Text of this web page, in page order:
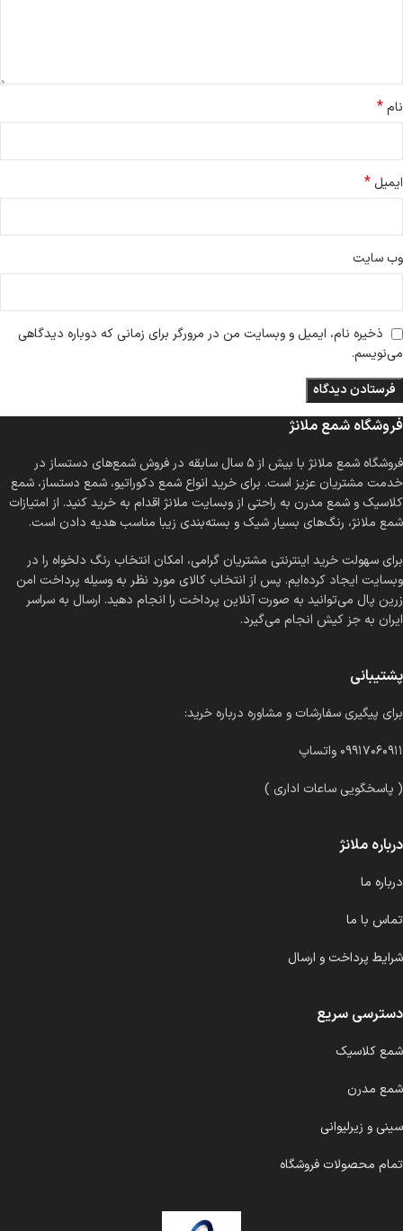
نام*
ایمیل *
وب‌ سایت
ذخیره نام، ایمیل و وبسایت من در مرورگر برای زمانی که دوباره دیدگاهی
می‌نویسم.
فروشگاه شمع ملانژ
فروشگاه شمع ملانژ با بیش از ۵ سال سابقه در فروش شمع‌های دستساز در
خدمت مشتریان عزیز است. برای خرید انواع شمع دکوراتیو، شمع دستساز، شمع
کلاسیک و شمع مدرن به راحتی از وبسایت ملانژ اقدام به خرید کنید. از امتیازات
شمع ملانژ، رنگ‌های بسیار شیک و بسته‌بندی زیبا مناسب هدیه دادن است.
برای سهولت خرید اینترنتی مشتریان گرامی، امکان انتخاب رنگ دلخواه را در
وبسایت ایجاد کرده‌ایم. پس از انتخاب کالای مورد نظر به وسیله پرداخت امن
زرین پال می‌توانید به صورت آنلاین پرداخت را انجام دهید. ارسال به سراسر
ایران به جز کیش انجام می‌گیرد.
پشتیبانی
برای پیگیری سفارشات و مشاوره درباره خرید:
۰۹۹۱۷۰۶۰۹۱۱ واتساپ
( پاسخگویی ساعات اداری )
درباره ملانژ
درباره ما
تماس با ما
شرایط پرداخت و ارسال
دسترسی سریع
شمع کلاسیک
شمع مدرن
سینی و زیرلیوانی
تمام محصولات فروشگاه